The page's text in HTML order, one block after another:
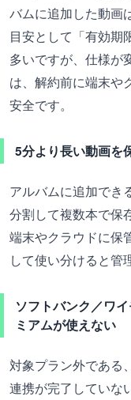
バムに追加した動画
目安として「有効期
多いですが、仕様が
は、解約前に端末や
安全です。
5分より長い動画を
アルバムに追加でき
分割して複数本で保
端末やクラウドに保
して使い分けると管
ソフトバンク／ワ
ミアムが使えない
対象プラン外である
連携が完了していな